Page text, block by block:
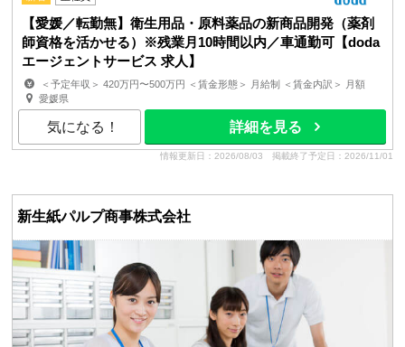
【愛媛／転勤無】衛生用品・原料薬品の新商品開発（薬剤
師資格を活かせる）※残業月10時間以内／車通勤可【doda
エージェントサービス 求人】
＜予定年収＞ 420万円〜500万円 ＜賃金形態＞ 月給制 ＜賃金内訳＞ 月額
（基本給）：262,500円〜312,500円 ＜月給＞ 2...
愛媛県
気になる！ 詳細を見る
情報更新日：2026/08/03 掲載終了予定日：2026/11/01
新生紙パルプ商事株式会社